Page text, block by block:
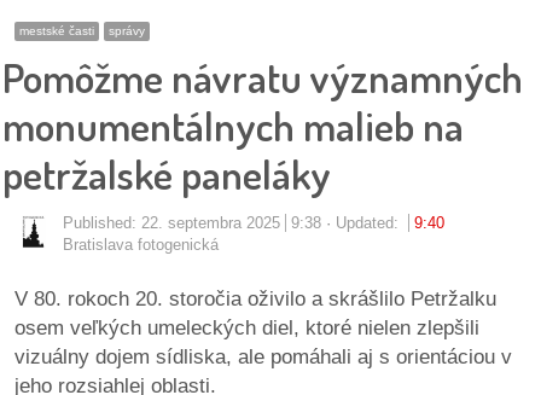
kalendár
zákony
mestské
kauzy
mestské časti správy
Pomôžme návratu významných
monumentálnych malieb na
petržalské paneláky
Published: 22. septembra 2025 9:38 Updated:
9:40
Bratislava fotogenická
V 80. rokoch 20. storočia oživilo a skrášlilo Petržalku
osem veľkých umeleckých diel, ktoré nielen zlepšili
vizuálny dojem sídliska, ale pomáhali aj s orientáciou v
jeho rozsiahlej oblasti.